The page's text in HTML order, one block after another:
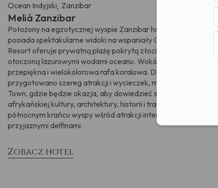
Ocean Indyjski, Zanzibar
Meliá Zanzibar
Położony na egzotycznej wyspie Zanzibar hotel Melia
posiada spektakularne widoki na wspaniały Ocean Indyjski.
Resort oferuje prywatną plażę pokrytą złocistym piaskiem,
otoczoną lazurowymi wodami oceanu. Wokół znajduje się
przepiękna i wielokolorowa rafa koralowa. Dla aktywnych
przygotowano szereg atrakcji i wycieczek, m.in. do Stone
Town, gdzie będzie okazja, aby dowiedzieć się więcej nt.
afrykańskiej kultury, architektury, historii i tradycji. Na
północnym krańcu wyspy wśród atrakcji interakcja z
przyjaznymi delfinami.
Zobacz hotel